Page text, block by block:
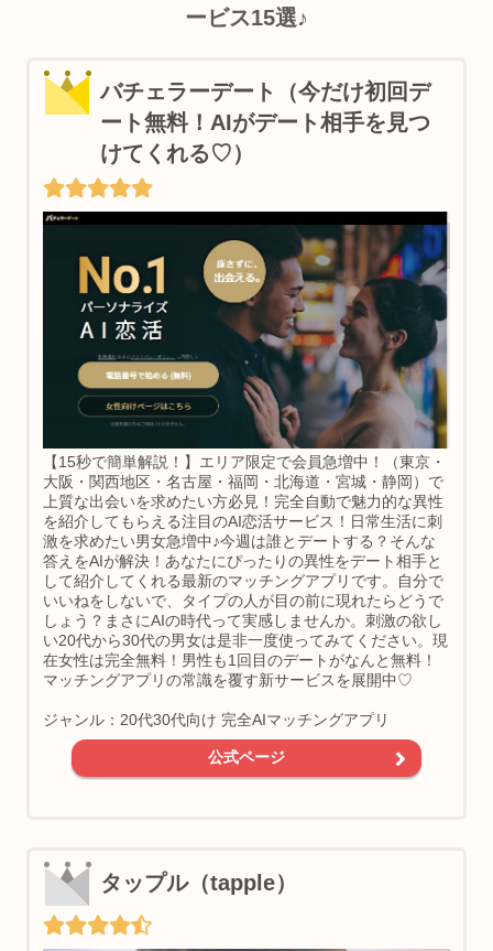
ービス15選♪
バチェラーデート（今だけ初回デ
ート無料！AIがデート相手を見つ
けてくれる♡）
【15秒で簡単解説！】エリア限定で会員急増中！（東京・
大阪・関西地区・名古屋・福岡・北海道・宮城・静岡）で
上質な出会いを求めたい方必見！完全自動で魅力的な異性
を紹介してもらえる注目のAI恋活サービス！日常生活に刺
激を求めたい男女急増中♪今週は誰とデートする？そんな
答えをAIが解決！あなたにぴったりの異性をデート相手と
して紹介してくれる最新のマッチングアプリです。自分で
いいねをしないで、タイプの人が目の前に現れたらどうで
しょう？まさにAIの時代って実感しませんか。刺激の欲し
い20代から30代の男女は是非一度使ってみてください。現
在女性は完全無料！男性も1回目のデートがなんと無料！
マッチングアプリの常識を覆す新サービスを展開中♡
ジャンル：20代30代向け 完全AIマッチングアプリ
公式ページ
タップル（tapple）